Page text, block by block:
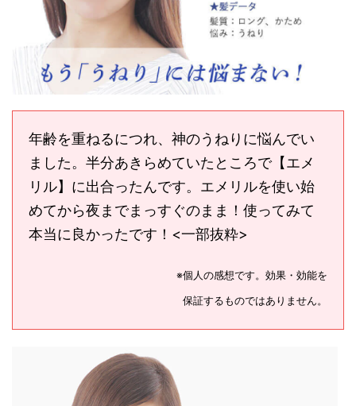
年齢を重ねるにつれ、神のうねりに悩んでい
ました。半分あきらめていたところで【エメ
リル】に出合ったんです。エメリルを使い始
めてから夜までまっすぐのまま！使ってみて
本当に良かったです！<一部抜粋>
※個人の感想です。効果・効能を
保証するものではありません。